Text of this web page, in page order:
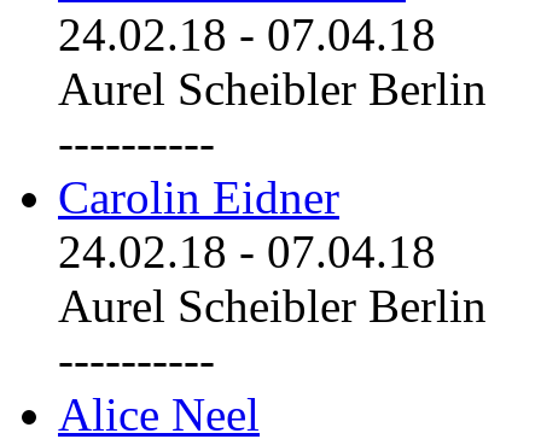
24.02.18 - 07.04.18
Aurel Scheibler Berlin
----------
Carolin Eidner
24.02.18 - 07.04.18
Aurel Scheibler Berlin
----------
Alice Neel